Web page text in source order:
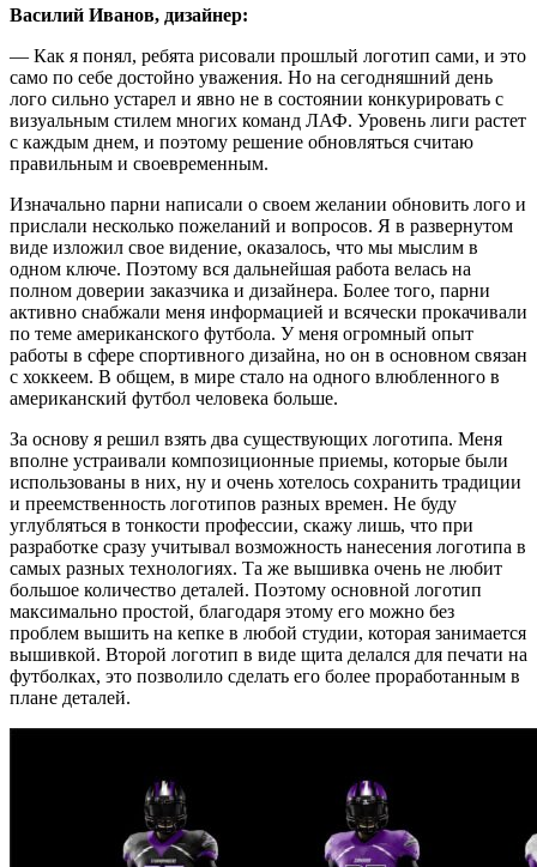
Василий Иванов, дизайнер:
— Как я понял, ребята рисовали прошлый логотип сами, и это
само по себе достойно уважения. Но на сегодняшний день
лого сильно устарел и явно не в состоянии конкурировать с
визуальным стилем многих команд ЛАФ. Уровень лиги растет
с каждым днем, и поэтому решение обновляться считаю
правильным и своевременным.
Изначально парни написали о своем желании обновить лого и
прислали несколько пожеланий и вопросов. Я в развернутом
виде изложил свое видение, оказалось, что мы мыслим в
одном ключе. Поэтому вся дальнейшая работа велась на
полном доверии заказчика и дизайнера. Более того, парни
активно снабжали меня информацией и всячески прокачивали
по теме американского футбола. У меня огромный опыт
работы в сфере спортивного дизайна, но он в основном связан
с хоккеем. В общем, в мире стало на одного влюбленного в
американский футбол человека больше.
За основу я решил взять два существующих логотипа. Меня
вполне устраивали композиционные приемы, которые были
использованы в них, ну и очень хотелось сохранить традиции
и преемственность логотипов разных времен. Не буду
углубляться в тонкости профессии, скажу лишь, что при
разработке сразу учитывал возможность нанесения логотипа в
самых разных технологиях. Та же вышивка очень не любит
большое количество деталей. Поэтому основной логотип
максимально простой, благодаря этому его можно без
проблем вышить на кепке в любой студии, которая занимается
вышивкой. Второй логотип в виде щита делался для печати на
футболках, это позволило сделать его более проработанным в
плане деталей.